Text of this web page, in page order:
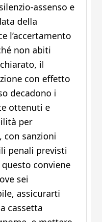
assenso e
della
l’accertamento
non abiti
il
con effetto
decadono i
ottenuti e
per
con sanzioni
penali previsti
questo conviene
sei
assicurarti
cassetta